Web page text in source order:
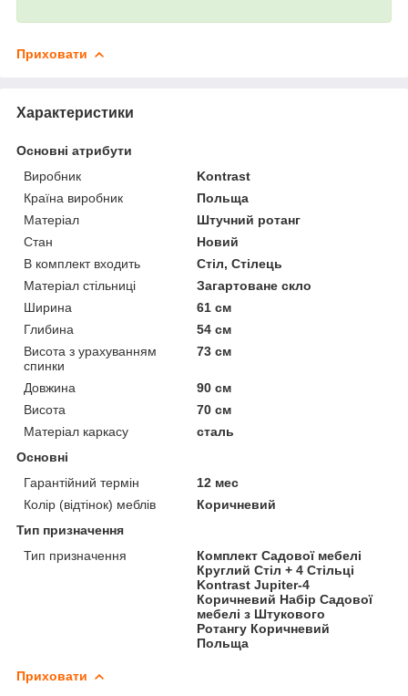
Приховати
Характеристики
Основні атрибути
Виробник
Kontrast
Країна виробник
Польща
Матеріал
Штучний ротанг
Стан
Новий
В комплект входить
Стіл, Стілець
Матеріал стільниці
Загартоване скло
Ширина
61 см
Глибина
54 см
Висота з урахуванням
спинки
73 см
Довжина
90 см
Висота
70 см
Матеріал каркасу
сталь
Основні
Гарантійний термін
12 мес
Колір (відтінок) меблів
Коричневий
Тип призначення
Тип призначення
Комплект Садової мебелі
Круглий Стіл + 4 Стільці
Kontrast Jupiter-4
Коричневий Набір Садової
мебелі з Штукового
Ротангу Коричневий
Польща
Приховати